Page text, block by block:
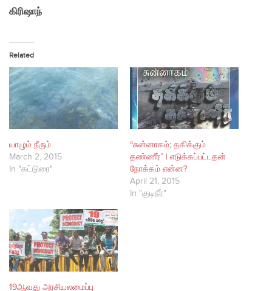
கிரிஷாந்
Related
யாழும் நீரும்
March 2, 2015
In "கட்டுரை"
“சுன்னாகம்; தகிக்கும்
தண்ணீர்” | எடுக்கப்பட்டதன்
நோக்கம் என்ன?
April 21, 2015
In "குடிநீர்"
19ஆவது அரசியலமைப்பு